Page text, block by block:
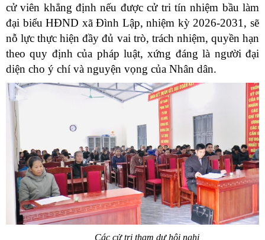
cử viên khẳng định nếu được cử tri tín nhiệm bầu làm
đại biểu HĐND xã Đình Lập, nhiệm kỳ 2026-2031, sẽ
nỗ lực thực hiện đầy đủ vai trò, trách nhiệm, quyền hạn
theo quy định của pháp luật, xứng đáng là người đại
diện cho ý chí và nguyện vọng của Nhân dân.
Các cử tri tham dự hội nghị